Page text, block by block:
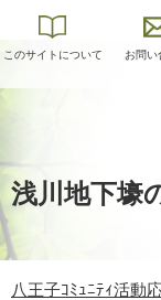
このサイトについて お問い
浅川地下壕
八王子ｺﾐｭﾆﾃｨ活動